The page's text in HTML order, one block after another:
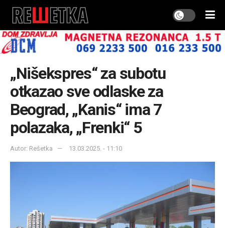
„Nišekspres“ za subotu
otkazao sve odlaske za
Beograd, „Kanis“ ima 7
polazaka, „Frenki“ 5
Autor: Rešetka 13.03.2025. - 11:10